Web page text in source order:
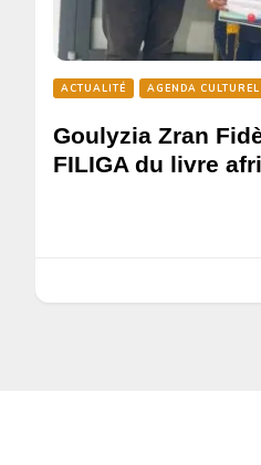
ACTUALITÉ AGENDA CULTUREL
Goulyzia Zran
FILIGA du livre